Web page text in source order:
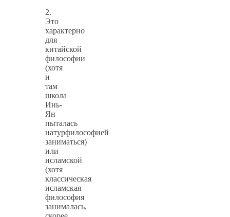
2.
Это
характерно
для
китайской
философии
(хотя
и
там
школа
Инь-
Ян
пыталась
натурфилософией
заниматься)
или
исламской
(хотя
классическая
исламская
философия
занималась,